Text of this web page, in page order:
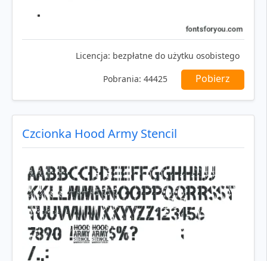
Licencja: bezpłatne do użytku osobistego
Pobrania: 44425 Pobierz
Czcionka Hood Army Stencil